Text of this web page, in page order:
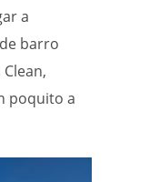
a
barro
poquito a